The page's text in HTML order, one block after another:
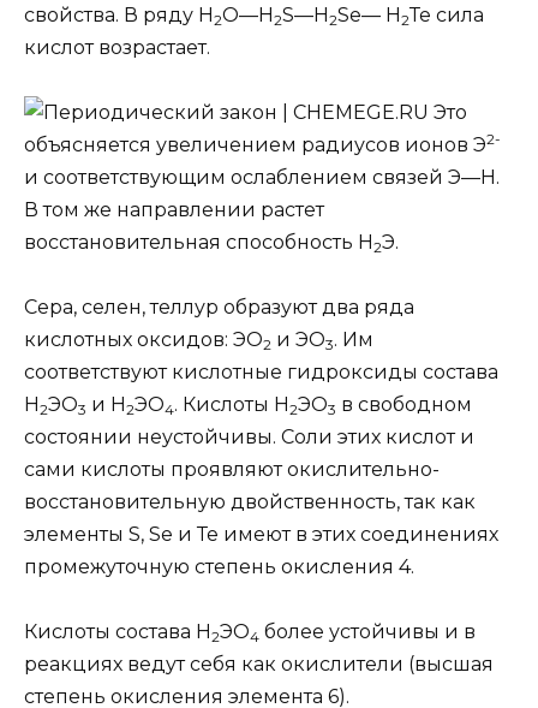
свойства. В ряду H2О—H2S—H2Sе— H2Те сила
кислот возрастает.
Это
объясняется увеличением радиусов ионов Э2-
и соответствующим ослаблением связей Э—Н.
В том же направлении растет
восстановительная способность H2Э.
Сера, селен, теллур образуют два ряда
кислотных оксидов: ЭO2 и ЭО3. Им
соответствуют кислотные гидроксиды состава
H 2ЭО3 и H 2ЭО4. Кислоты H 2ЭО3 в свободном
состоянии неустойчивы. Соли этих кислот и
сами кислоты проявляют окислительно-
восстановительную двойственность, так как
элементы S, Sе и Те имеют в этих соединениях
промежуточную степень окисления 4.
Кислоты состава Н 2ЭО4 более устойчивы и в
реакциях ведут себя как окислители (высшая
степень окисления элемента 6).